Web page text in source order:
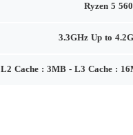
Ryzen 5
3.3GHz Up to
L2 Cache : 3MB - L3 Cache :